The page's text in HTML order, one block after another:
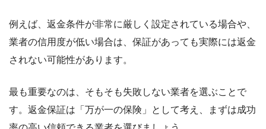
例えば、返金条件が非常に厳しく設定されている場合や、
業者の信用度が低い場合は、保証があっても実際には返金
されない可能性があります。
最も重要なのは、そもそも失敗しない業者を選ぶことで
す。返金保証は「万が一の保険」として考え、まずは成功